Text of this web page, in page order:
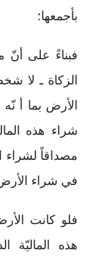
بأجمعها:
فبناءً على أنّ
الزكاة ـ لا
الأرض بما أ
شراء هذه
مصداقاً لشراء
في شراء الأرض
فلو كانت
هذه